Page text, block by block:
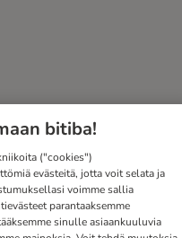
ja -aika
Maksutavat
Kanta-asiakasedut
bitiba!
("cookies")
evästeitä, jotta voit selata ja
voimme sallia
parantaaksemme
sinulle asiaankuuluvia